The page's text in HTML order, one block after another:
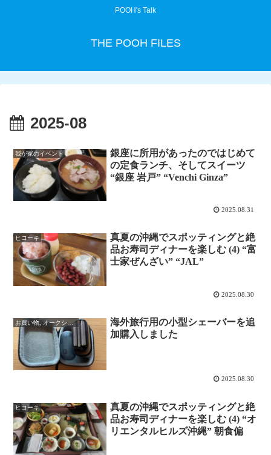
POOH's Talk
THE POOH FILES
2025-08
我が家のイベント
銀座に所用があったのではじめて
の定食ランチ、そしてスイーツ
“銀座 岩戸” “Venchi Ginza”
2025.08.31
ヒコーキ
真夏の沖縄でスポッティングと絶
品お寿司ディナーを楽しむ (4) “富
士家ぜんざい” “JAL”
2025.08.30
お買い物, オークション
海外旅行用の小型シェーバーを追
加購入しました
2025.08.30
ヒコーキ
真夏の沖縄でスポッティングと絶
品お寿司ディナーを楽しむ (4) “オ
リエンタルヒルズ沖縄” 朝食偏